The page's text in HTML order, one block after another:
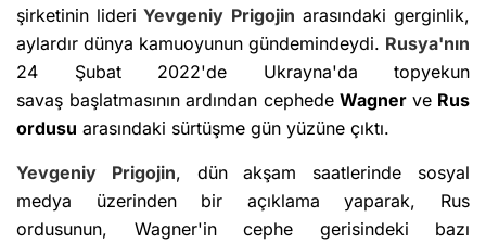
şirketinin lideri Yevgeniy Prigojin arasındaki gerginlik,
aylardır dünya kamuoyunun gündemindeydi. Rusya'nın
24 Şubat 2022'de Ukrayna'da topyekun
savaş başlatmasının ardından cephede Wagner ve Rus
ordusu arasındaki sürtüşme gün yüzüne çıktı.
Yevgeniy Prigojin, dün akşam saatlerinde sosyal
medya üzerinden bir açıklama yaparak, Rus
ordusunun, Wagner'in cephe gerisindeki bazı